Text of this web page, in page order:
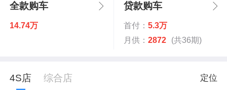
全款购车
14.74万
贷款购车
首付： 5.3万
月供： 2872 (共36期)
4S店 综合店 定位